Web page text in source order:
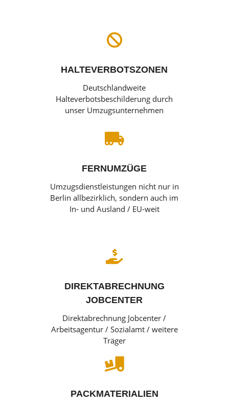

HALTEVERBOTSZONEN
Deutschlandweite
Halteverbotsbeschilderung durch
unser Umzugsunternehmen

FERNUMZÜGE
Umzugsdienstleistungen nicht nur in
Berlin allbezirklich, sondern auch im
In- und Ausland / EU-weit

DIREKTABRECHNUNG
JOBCENTER
Direktabrechnung Jobcenter /
Arbeitsagentur / Sozialamt / weitere
Träger

PACKMATERIALIEN